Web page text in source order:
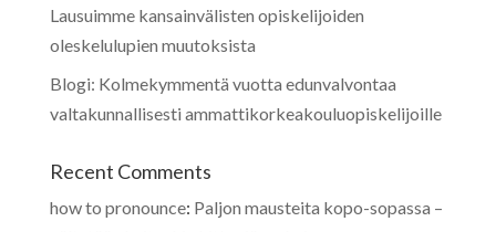
Lausuimme kansainvälisten opiskelijoiden
oleskelulupien muutoksista
Blogi: Kolmekymmentä vuotta edunvalvontaa
valtakunnallisesti ammattikorkeakouluopiskelijoille
Recent Comments
how to pronounce: Paljon mausteita kopo-sopassa –